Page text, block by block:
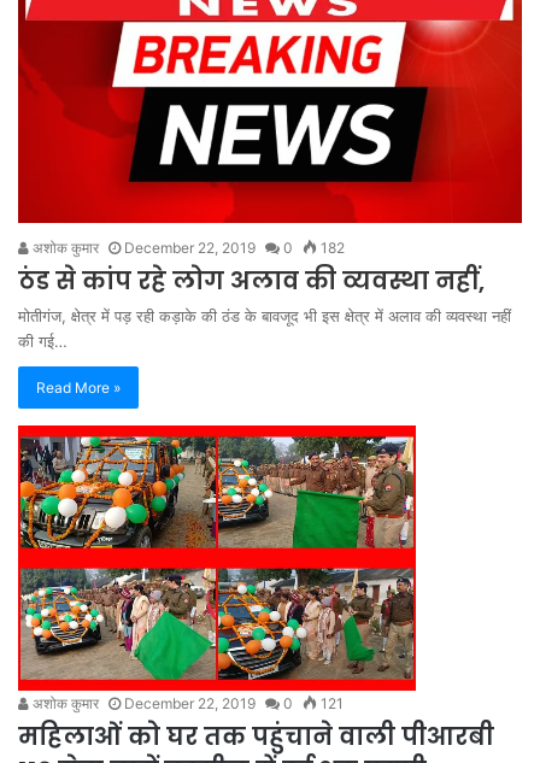
अशोक कुमार December 22, 2019 0 182
ठंड से कांप रहे लोग अलाव की व्यवस्था नहीं,
मोतीगंज, क्षेत्र में पड़ रही कड़ाके की ठंड के बावजूद भी इस क्षेत्र में अलाव की व्यवस्था नहीं
की गई…
Read More »
अशोक कुमार December 22, 2019 0 121
महिलाओं को घर तक पहुंचाने वाली पीआरबी